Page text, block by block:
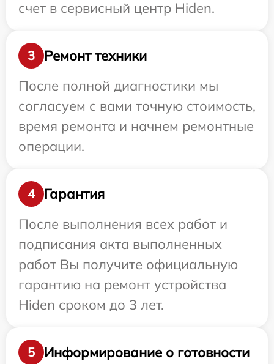
счет в сервисный центр Hiden.
3
Ремонт техники
После полной диагностики мы
согласуем с вами точную стоимость,
время ремонта и начнем ремонтные
операции.
4
Гарантия
После выполнения всех работ и
подписания акта выполненных
работ Вы получите официальную
гарантию на ремонт устройства
Hiden сроком до 3 лет.
5
Информирование о готовности